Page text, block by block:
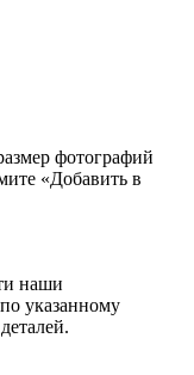
фотографий
«Добавить в
наши
указанному